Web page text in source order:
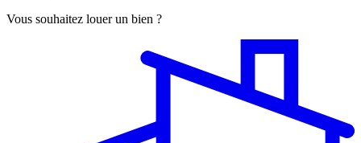
Vous souhaitez louer un bien ?